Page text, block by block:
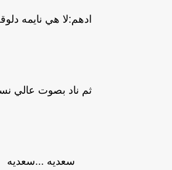
ادهم:لا هي نايمه دلوقت
ثم ناد بصوت عالي نسبيا
سعديه ...سعديه